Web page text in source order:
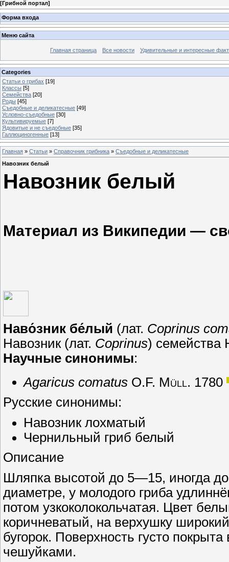
[Грибной портал]
Форма входа
Меню сайта
Главная страница Все новости Удивительные и интересные
Categories
Статьи о грибах [19]
Классы [5]
Семейства [20]
Роды [45]
Съедобные и деликатесные [49]
Условно-съедобные [30]
Культивируемые [7]
Ядовитые и не съедобные [35]
Галлюциногенные [13]
Главная » Статьи » Справочник грибника » Съедобные и деликатесные
Навозник белый
Навозник белый
Материал из Википедии —
Наво́зник бе́лый (лат. Coprinus
Навозник (лат. Coprinus) семейства
Научные синонимы:
Agaricus comatus O.F. Müll. 1780
Русские синонимы:
Навозник лохматый
Чернильный гриб белый
Описание
Шляпка высотой до 5—15, иногда
диаметре, у молодого гриба
потом узкоколокольчатая. Цвет
коричневатый, на верхушку
бугорок. Поверхность густо
чешуйками.